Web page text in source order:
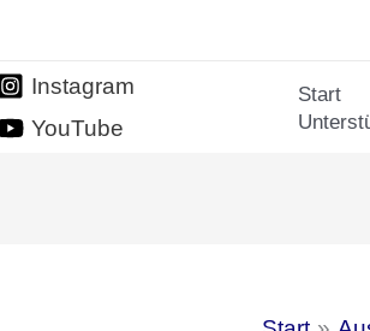
Instagram
YouTube
Start